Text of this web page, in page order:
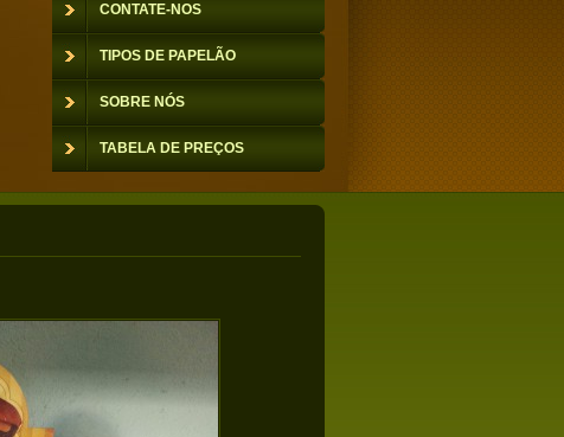
CONTATE-NOS
TIPOS DE PAPELÃO
SOBRE NÓS
TABELA DE PREÇOS